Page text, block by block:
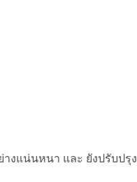
งแน่นหนา และ ยังปรับปรุง